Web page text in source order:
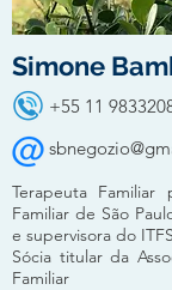
Simone
+55 11
Terapeuta
Familiar de São
e supervisora do
Sócia titular da
Familiar